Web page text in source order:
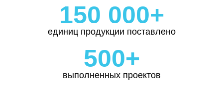
150 000+
единиц продукции поставлено
500+
выполненных проектов